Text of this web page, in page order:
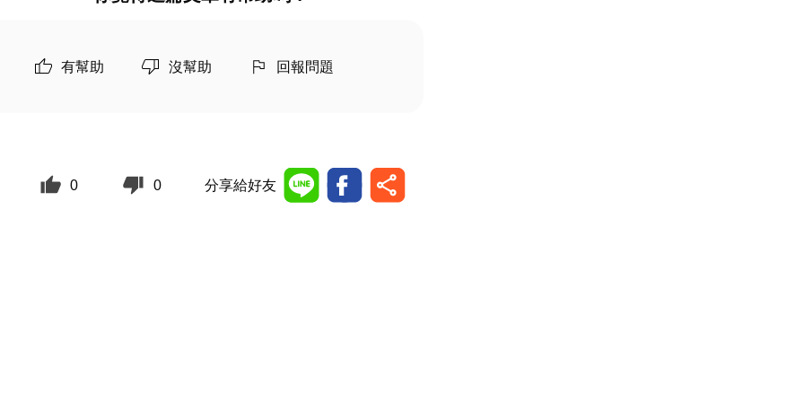
有幫助 沒幫助 回報問題
0 0 分享給好友